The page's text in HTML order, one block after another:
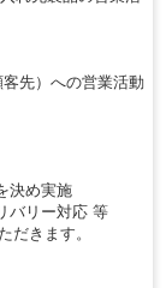
先）への営業活動
決め実施
バリー対応 等
だきます。